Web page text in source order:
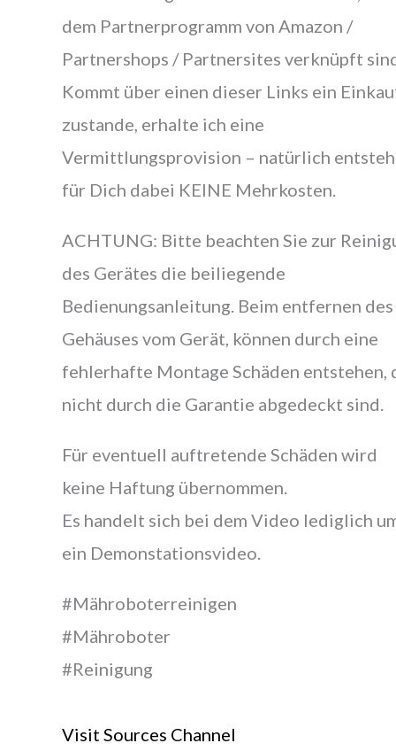
dem Partnerprogramm von Amazon /
Partnershops / Partnersites verknüpft
Kommt über einen dieser Links ein
zustande, erhalte ich eine
Vermittlungsprovision – natürlich
für Dich dabei KEINE Mehrkosten.
ACHTUNG: Bitte beachten Sie zur
des Gerätes die beiliegende
Bedienungsanleitung. Beim entfernen des
Gehäuses vom Gerät, können durch eine
fehlerhafte Montage Schäden entstehen,
nicht durch die Garantie abgedeckt sind.
Für eventuell auftretende Schäden wird
keine Haftung übernommen.
Es handelt sich bei dem Video lediglich
ein Demonstationsvideo.
#Mähroboterreinigen
#Mähroboter
#Reinigung
Visit Sources Channel